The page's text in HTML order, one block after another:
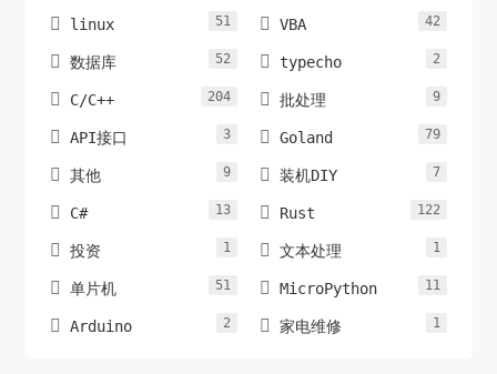
 linux 51  VBA 42
 数据库 52  typecho 2
 C/C++ 204  批处理 9
 API接口 3  Goland 79
 其他 9  装机DIY 7
 C# 13  Rust 122
 投资 1  文本处理 1
 单片机 51  MicroPython 11
 Arduino 2  家电维修 1